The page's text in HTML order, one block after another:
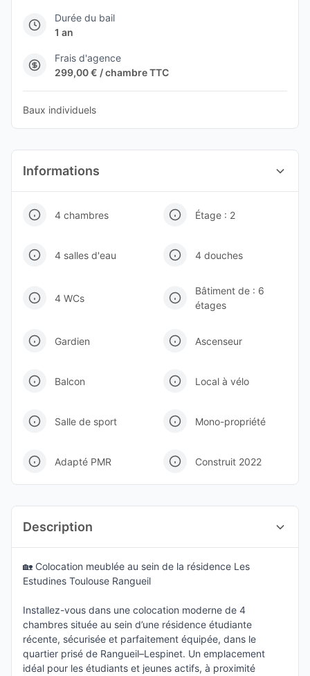
Durée du bail
1 an
Frais d'agence
299,00 € / chambre TTC
Baux individuels
Informations
4 chambres Étage : 2
4 salles d'eau 4 douches
4 WCs
Bâtiment de : 6
étages
Gardien Ascenseur
Balcon Local à vélo
Salle de sport Mono-propriété
Adapté PMR Construit 2022
Description
🏡 Colocation meublée au sein de la résidence Les
Estudines Toulouse Rangueil
Installez-vous dans une colocation moderne de 4
chambres située au sein d’une résidence étudiante
récente, sécurisée et parfaitement équipée, dans le
quartier prisé de Rangueil–Lespinet. Un emplacement
idéal pour les étudiants et jeunes actifs, à proximité